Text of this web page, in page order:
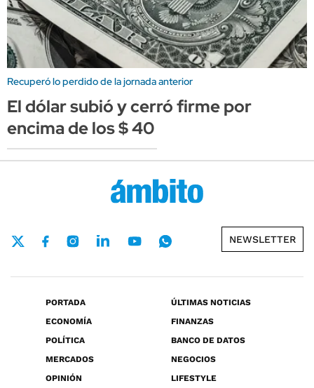
Recuperó lo perdido de la jornada anterior
El dólar subió y cerró firme por
encima de los $ 40
NEWSLETTER
PORTADA
ÚLTIMAS NOTICIAS
ECONOMÍA
FINANZAS
POLÍTICA
BANCO DE DATOS
MERCADOS
NEGOCIOS
OPINIÓN
LIFESTYLE